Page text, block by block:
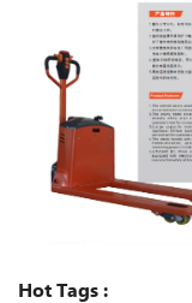
Hot Tags :